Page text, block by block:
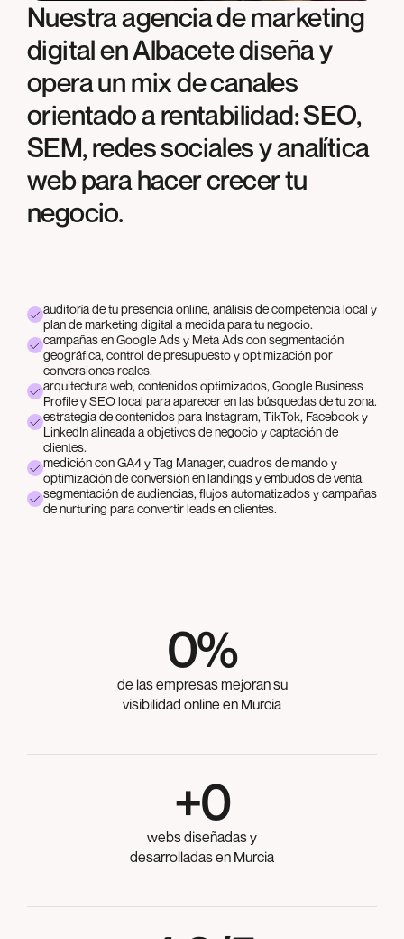
Nuestra agencia de marketing
digital en Albacete diseña y
opera un mix de canales
orientado a rentabilidad: SEO,
SEM, redes sociales y analítica
web para hacer crecer tu
negocio.
auditoría de tu presencia online, análisis de competencia local y
plan de marketing digital a medida para tu negocio.
campañas en Google Ads y Meta Ads con segmentación
geográfica, control de presupuesto y optimización por
conversiones reales.
arquitectura web, contenidos optimizados, Google Business
Profile y SEO local para aparecer en las búsquedas de tu zona.
estrategia de contenidos para Instagram, TikTok, Facebook y
LinkedIn alineada a objetivos de negocio y captación de
clientes.
medición con GA4 y Tag Manager, cuadros de mando y
optimización de conversión en landings y embudos de venta.
segmentación de audiencias, flujos automatizados y campañas
de nurturing para convertir leads en clientes.
0%
de las empresas mejoran su
visibilidad online en Murcia
+0
webs diseñadas y
desarrolladas en Murcia